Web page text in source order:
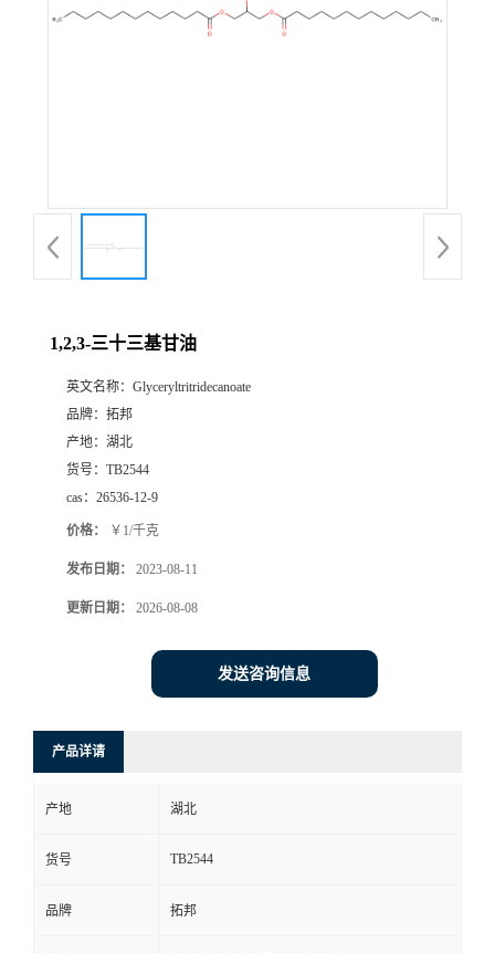
1,2,3-三十三基甘油
英文名称： Glyceryltritridecanoate
品牌： 拓邦
产地： 湖北
货号： TB2544
cas： 26536-12-9
价格： ￥1/千克
发布日期： 2023-08-11
更新日期： 2026-08-08
发送咨询信息
产品详请
产地 湖北
货号 TB2544
品牌 拓邦